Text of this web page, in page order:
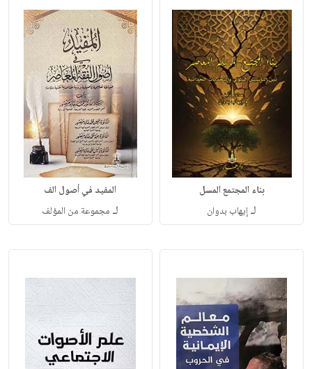
بناء المجتمع المسل
لـإيهاب بدوان
المفيد في أصول الف
لـ مجموعة من المؤلف